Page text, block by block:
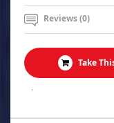
Reviews (0)
Take
.